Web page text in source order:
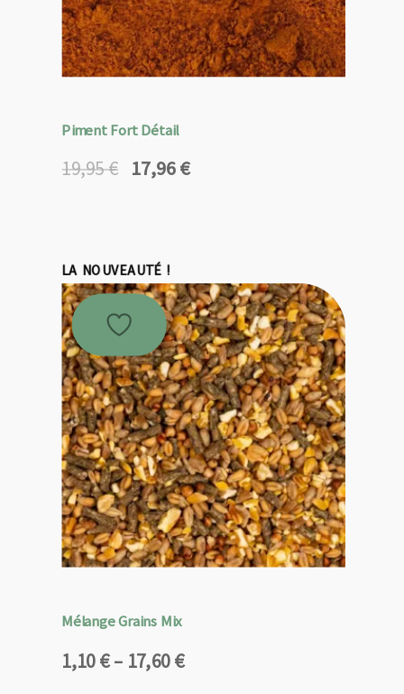
Piment Fort Détail
19,95€
Le
19,95 €.
17,96€
Le
17,96 €.
LA NOUVEAUTÉ !
Mélange Grains Mix
1,10€– 17,60€
Plage